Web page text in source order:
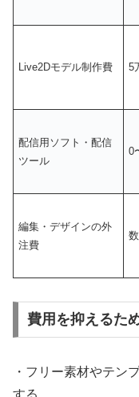
Live2Dモデル制作費 5
配信用ソフト・配信
ツール
0
編集・デザインの外
注費
費用を抑えるた
・フリー素材やテン